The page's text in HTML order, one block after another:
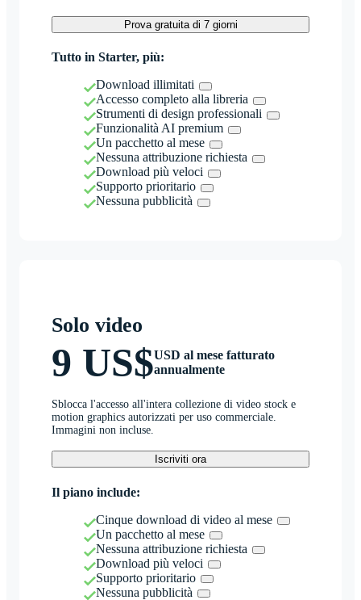
Prova gratuita di 7 giorni
Tutto in Starter, più:
Download illimitati
Accesso completo alla libreria
Strumenti di design professionali
Funzionalità AI premium
Un pacchetto al mese
Nessuna attribuzione richiesta
Download più veloci
Supporto prioritario
Nessuna pubblicità
Solo video
9 US$USD al mese fatturato
annualmente
Sblocca l'accesso all'intera collezione di video stock e
motion graphics autorizzati per uso commerciale.
Immagini non incluse.
Iscriviti ora
Il piano include:
Cinque download di video al mese
Un pacchetto al mese
Nessuna attribuzione richiesta
Download più veloci
Supporto prioritario
Nessuna pubblicità